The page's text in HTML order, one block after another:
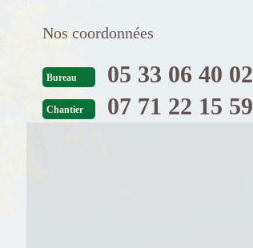
Nos coordonnées
Bureau 05 33 06 40 02
Chantier 07 71 22 15 59